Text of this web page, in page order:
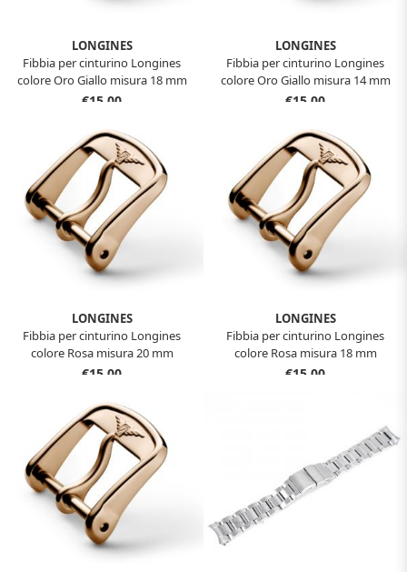
LONGINES
Fibbia per cinturino Longines
colore Oro Giallo misura 18 mm
€15,00
LONGINES
Fibbia per cinturino Longines
colore Oro Giallo misura 14 mm
€15,00
LONGINES
Fibbia per cinturino Longines
colore Rosa misura 20 mm
€15,00
LONGINES
Fibbia per cinturino Longines
colore Rosa misura 18 mm
€15,00